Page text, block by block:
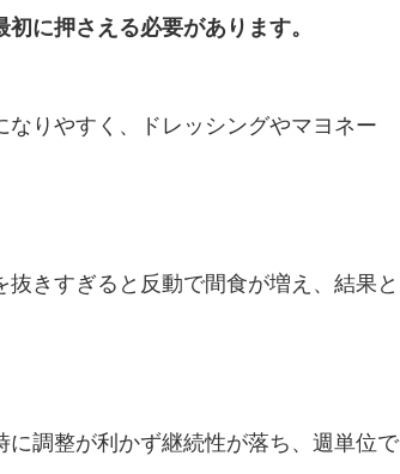
に押さえる必要があります。
りやすく、ドレッシングやマヨネー
きすぎると反動で間食が増え、結果と
調整が利かず継続性が落ち、週単位で